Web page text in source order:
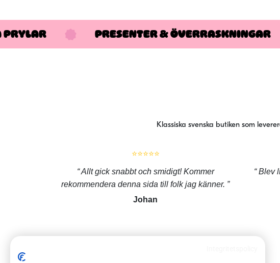
PRYLAR PRESENTER & ÖVERRASKNINGAR
Klassiska svenska butiken som
⭐⭐⭐⭐⭐
Allt gick snabbt och smidigt! Kommer
rekommendera denna sida till folk jag känner.
Johan
Blev